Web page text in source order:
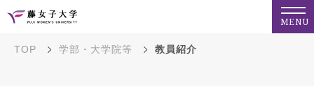
MENU
TOP 学部・大学院等 教員紹介